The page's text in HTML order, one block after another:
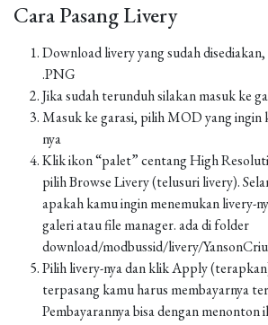
Cara Pasang Livery
Download livery yang sudah
.PNG
Jika sudah terunduh silakan masuk ke
Masuk ke garasi, pilih MOD yang ingin
nya
Klik ikon “palet” centang High
pilih Browse Livery (telusuri livery).
apakah kamu ingin menemukan livery-
galeri atau file manager. ada di folder
download/modbussid/livery/
Pilih livery-nya dan klik Apply
terpasang kamu harus membayarnya
Pembayarannya bisa dengan menonton